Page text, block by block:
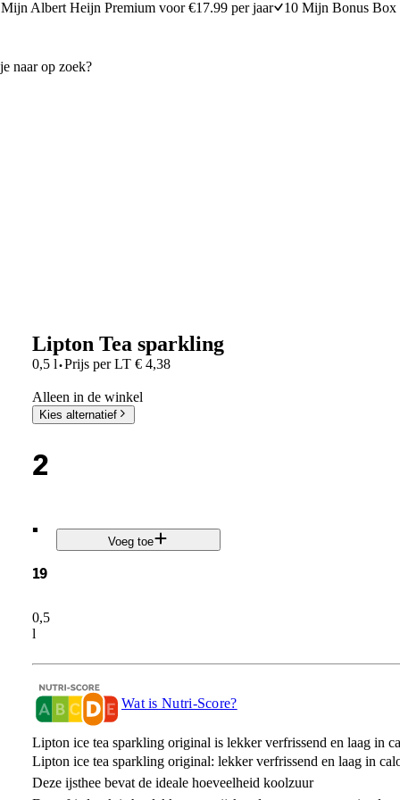
Mijn Albert Heijn Premium voor €17.99 per jaar 10 Mijn Bonus Box
Lipton Tea sparkling
0,5 l·Prijs per LT€ 4,38
Alleen in de winkel
Kies alternatief
2
.
19
0,5
l
Voeg toe
Wat is Nutri-Score?
Lipton ice tea sparkling original is lekker verfrissend en laag in
Lipton ice tea sparkling original: lekker verfrissend en laag in
Deze ijsthee bevat de ideale hoeveelheid koolzuur